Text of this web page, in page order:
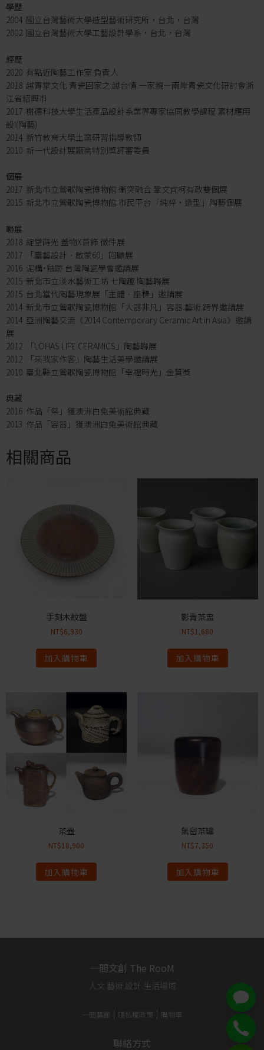
學歷
2004 國立台灣藝術大學造型藝術研究所，台北，台灣
2002 國立台灣藝術大學工藝設計學系，台北，台灣
經歷
2020 有點近陶藝工作室 負責人
2018 越青堂文化 青瓷回家之:越台情.一家親—兩岸青瓷文化研討會浙
江省紹興市
2017 樹德科技大學生活產品設計系業界專家協同教學課程 素材應用
設I(陶藝)
2014 新竹教育大學土窯研習指導教師
2010 新一代設計展廠商特別獎評審委員
個展
2017 新北市立鶯歌陶瓷博物館 衝突融合 鞏文宜柯有政雙個展
2015 新北市立鶯歌陶瓷博物館 市民平台「純粹‧造型」陶藝個展
聯展
2018 綻堂蒔光 蓋物X首飾 徵件展
2017 「臺藝設計．啟蒙60」回顧展
2016 泥構˙釉跡 台灣陶瓷學會邀請展
2015 新北市立淡水藝術工坊 七陶趣 陶藝聯展
2015 台北當代陶藝現象展「主體．座標」邀請展
2014 新北市立鶯歌陶瓷博物館「大器非凡」容器.藝術.跨界邀請展
2014 亞洲陶藝交流《2014 Contemporary Ceramic Art in Asia》邀請
展
2012 「LOHAS LIFE CERAMICS」陶藝聯展
2012 「來我家作客」陶藝生活美學邀請展
2010 臺北縣立鶯歌陶瓷博物館「幸福時光」金質獎
典藏
2016 作品「祭」獲澳洲白兔美術館典藏
2013 作品「容器」獲澳洲白兔美術館典藏
相關商品
手刻木紋盤
NT$6,930
加入購物車
影青茶盅
NT$1,680
加入購物車
茶壺
NT$18,900
加入購物車
氣密茶罐
NT$7,350
加入購物車
一間文創 The RooM
人文.藝術.設計.生活場域
一間藝廊 隱私權政策 購物車
聯絡方式